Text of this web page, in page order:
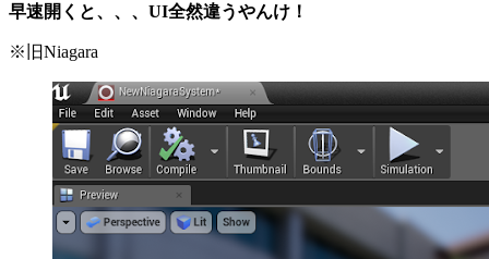
早速開くと、、、UI全然違うやんけ！
※旧Niagara